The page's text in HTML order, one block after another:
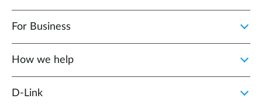
For Business
How we help
D‑Link